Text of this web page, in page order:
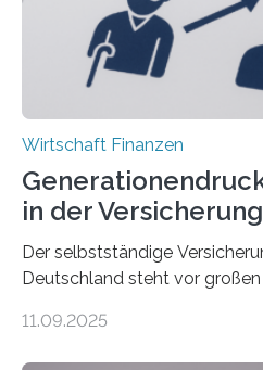
Wirtschaft Finanzen
in der
Der selbstständige
Deutschland steht vor
Dr. Matthias Beenken und
11.09.2025